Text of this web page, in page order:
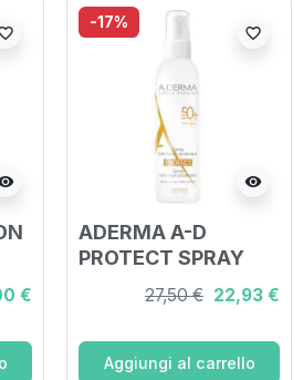
€
-17%
visibility
favorite_border
ADERMA A-D
PROTECT SPRAY
50+ 200 ML
27,50 € 22,93 €
Aggiungi al carrello